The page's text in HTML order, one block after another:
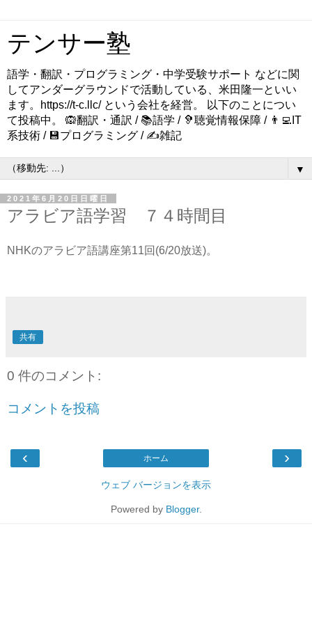
テンサー塾
語学・翻訳・プログラミング・中学受験サポート などに関
してアンダーグラウンドで活動している、米田隆一といい
ます。https://t-c.llc/ という会社を経営。 以下のことについ
て投稿中。 🙉翻訳・通訳 / 📚語学 / 🦻聴覚情報保障 / 👨‍💻IT
系技術 / 💾プログラミング / ✍️雑記
▼
2021年6月20日日曜日
アラビア語学習 ７４時間目
NHKのアラビア語講座第11回(6/20放送)。
共有
0 件のコメント:
コメントを投稿
‹ ›
ホーム
ウェブ バージョンを表示
Powered by Blogger.